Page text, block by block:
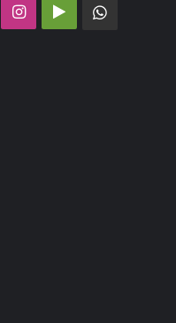
Instagram
Google